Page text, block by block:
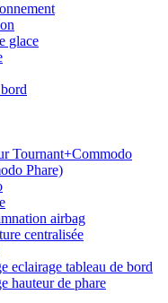
glace
Tournant+Commodo
Phare)
airbag
centralisée
eclairage tableau de bord
hauteur de phare